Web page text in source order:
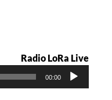
Radio LoRa Live
00:00